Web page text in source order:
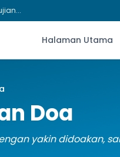
Halaman Utama
Doa
yakin didoakan,